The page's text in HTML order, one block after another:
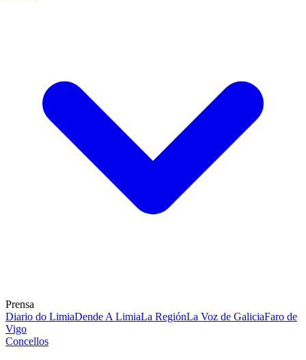
Prensa
Diario do LimiaDende A LimiaLa RegiónLa Voz de GaliciaFaro de
Vigo
Concellos